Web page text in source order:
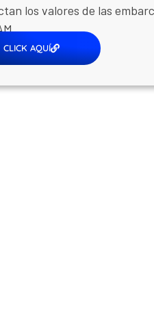
los valores de las
CLICK AQUÍ